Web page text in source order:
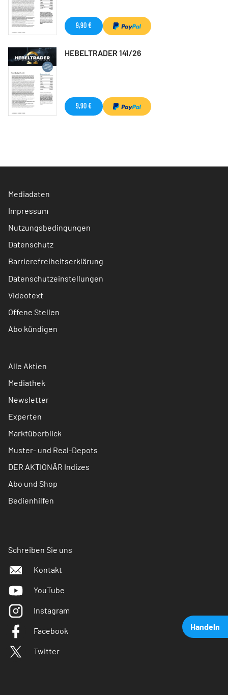
Handeln
9,90 €
HEBELTRADER 141/26
9,90 €
Mediadaten
Impressum
Nutzungsbedingungen
Datenschutz
Barrierefreiheitserklärung
Datenschutzeinstellungen
Videotext
Offene Stellen
Abo kündigen
Alle Aktien
Mediathek
Newsletter
Experten
Marktüberblick
Muster- und Real-Depots
DER AKTIONÄR Indizes
Abo und Shop
Bedienhilfen
Schreiben Sie uns
Kontakt
YouTube
Instagram
Facebook
Twitter